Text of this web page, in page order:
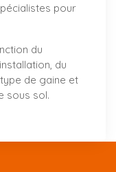
pour
du
du
de gaine et
sous sol.